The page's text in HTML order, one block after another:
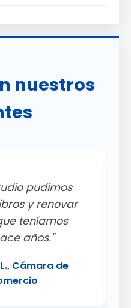
nuestros
pudimos
y renovar
teníamos
años."
Cámara de